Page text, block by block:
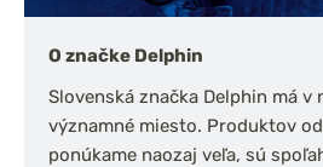
O značke Delphin
Slovenská značka Delphin má
významné miesto. Produktov
ponúkame naozaj veľa, sú